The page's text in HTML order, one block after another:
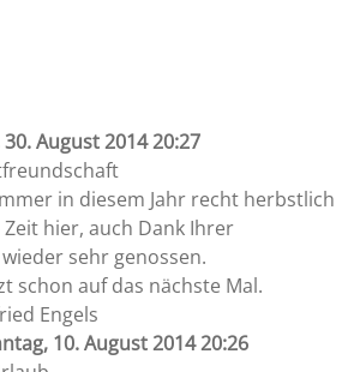
August 2014 20:27
in diesem Jahr recht herbstlich
hier, auch Dank Ihrer
sehr genossen.
schon auf das nächste Mal.
Engels
10. August 2014 20:26